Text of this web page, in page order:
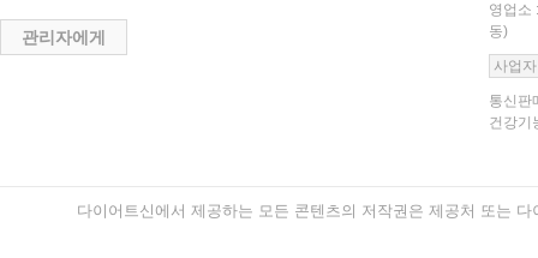
관리자에게
영업소
동)
사업
통신판
건강기
다이어트신에서 제공하는 모든 콘텐츠의 저작권은 제공처 또는